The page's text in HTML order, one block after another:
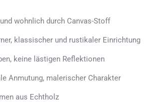
wohnlich durch Canvas-Stoff
klassischer und rustikaler Einrichtung
keine lästigen Reflektionen
Anmutung, malerischer Charakter
aus Echtholz